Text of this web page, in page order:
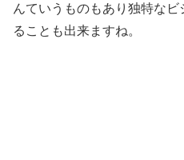
んていうものもあり独特な
ることも出来ますね。